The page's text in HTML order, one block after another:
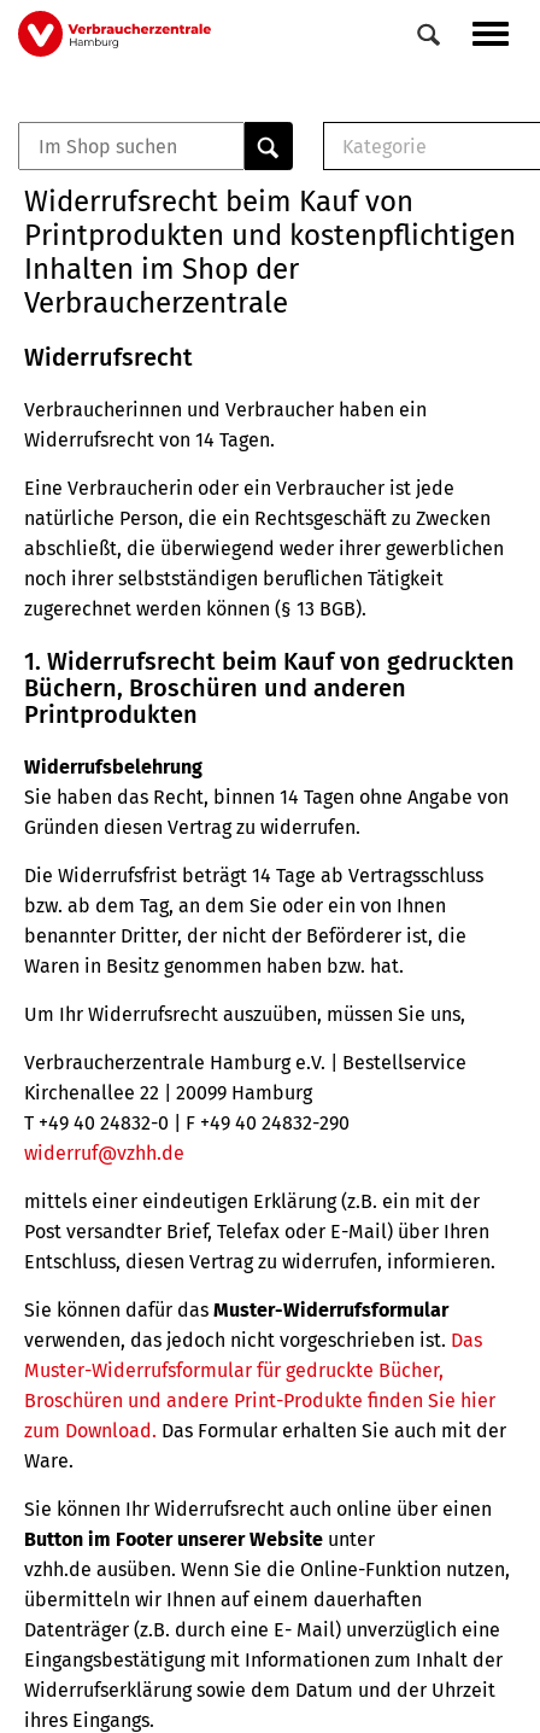
Direkt
zum
Veranstaltungen
0
Elemente
Kategorie
Musterbrief (RTF)
E-Broschüre
Widerrufsrecht beim Kauf von
Printprodukten und kostenpflichtigen
Inhalten im Shop der
Verbraucherzentrale
Widerrufsrecht
Verbraucherinnen und Verbraucher haben ein
Widerrufsrecht von 14 Tagen.
Eine Verbraucherin oder ein Verbraucher ist jede
natürliche Person, die ein Rechtsgeschäft zu Zwecken
abschließt, die überwiegend weder ihrer gewerblichen
noch ihrer selbstständigen beruflichen Tätigkeit
zugerechnet werden können (§ 13 BGB).
1. Widerrufsrecht beim Kauf von gedruckten
Büchern, Broschüren und anderen
Printprodukten
Widerrufsbelehrung
Sie haben das Recht, binnen 14 Tagen ohne Angabe von
Gründen diesen Vertrag zu widerrufen.
Die Widerrufsfrist beträgt 14 Tage ab Vertragsschluss
bzw. ab dem Tag, an dem Sie oder ein von Ihnen
benannter Dritter, der nicht der Beförderer ist, die
Waren in Besitz genommen haben bzw. hat.
Um Ihr Widerrufsrecht auszuüben, müssen Sie uns,
Verbraucherzentrale Hamburg e.V. | Bestellservice
Kirchenallee 22 | 20099 Hamburg
T +49 40 24832-0 | F +49 40 24832-290
widerruf@vzhh.de
mittels einer eindeutigen Erklärung (z.B. ein mit der
Post versandter Brief, Telefax oder E-Mail) über Ihren
Entschluss, diesen Vertrag zu widerrufen, informieren.
Sie können dafür das Muster-Widerrufsformular
verwenden, das jedoch nicht vorgeschrieben ist. Das
Muster-Widerrufsformular für gedruckte Bücher,
Broschüren und andere Print-Produkte finden Sie hier
zum Download. Das Formular erhalten Sie auch mit der
Ware.
Sie können Ihr Widerrufsrecht auch online über einen
Button im Footer unserer Website unter
vzhh.de ausüben. Wenn Sie die Online-Funktion nutzen,
übermitteln wir Ihnen auf einem dauerhaften
Datenträger (z.B. durch eine E- Mail) unverzüglich eine
Eingangsbestätigung mit Informationen zum Inhalt der
Widerrufserklärung sowie dem Datum und der Uhrzeit
ihres Eingangs.